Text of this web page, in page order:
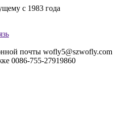
с 1983 года
почты wofly5@szwofly.com
0086-755-27919860